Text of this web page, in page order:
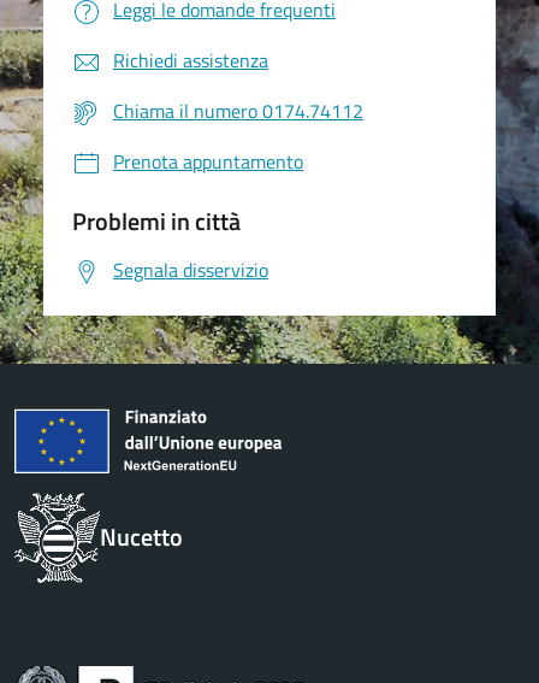
Leggi le domande frequenti
Richiedi assistenza
Chiama il numero 0174.74112
Prenota appuntamento
Problemi in città
Segnala disservizio
Nucetto